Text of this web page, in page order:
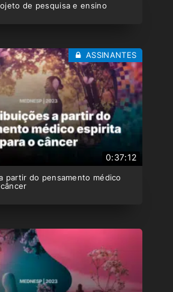
de pesquisa e ensino
0:37:12
partir do pensamento médico
ASSINANTES